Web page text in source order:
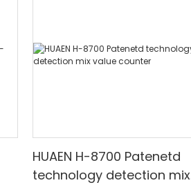
HUAEN H-8700 Patenetd
technology detection mix